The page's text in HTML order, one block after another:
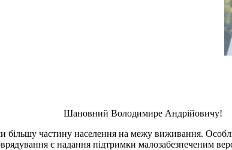
Шановний Володимире Андрійовичу!
більшу частину населення на межу виживання.
є надання підтримки малозабезпеченим